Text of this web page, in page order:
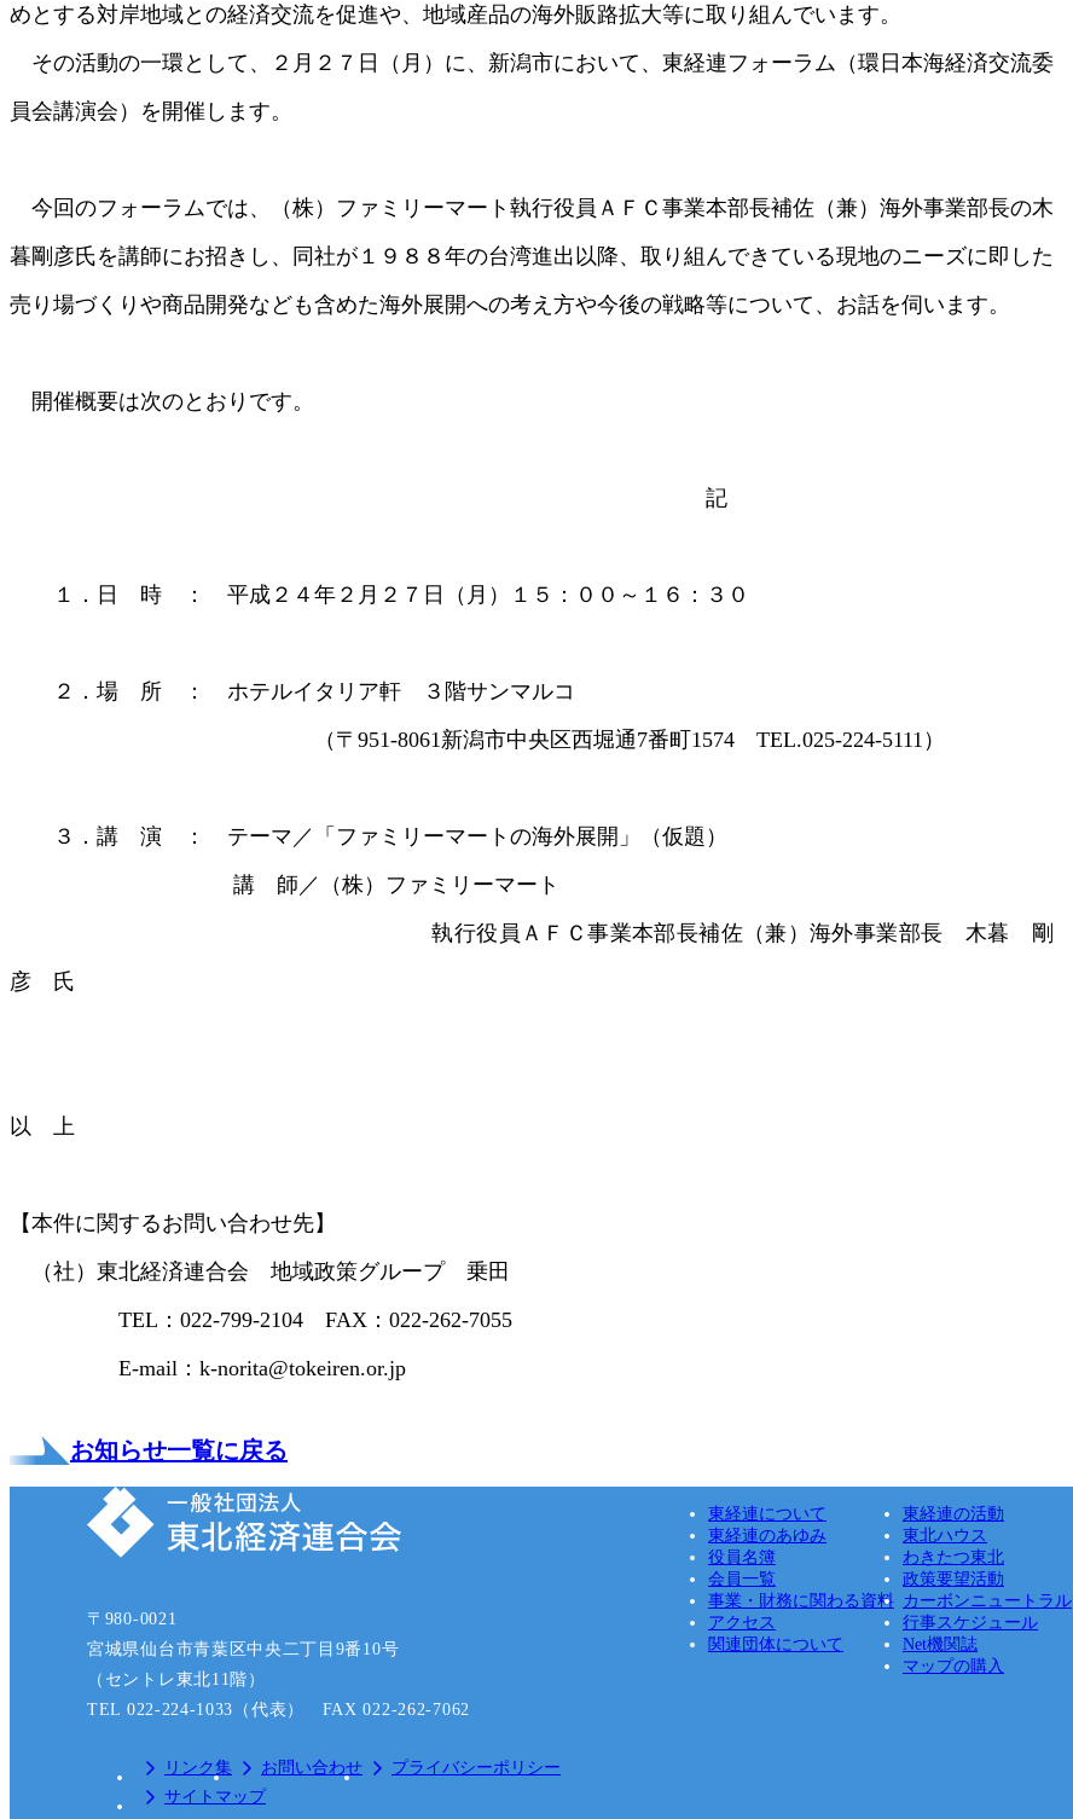
めとする対岸地域との経済交流を促進や、地域産品の海外販路拡大等に取り組んでいます。
その活動の一環として、２月２７日（月）に、新潟市において、東経連フォーラム（環日本海経済交流委
員会講演会）を開催します。
今回のフォーラムでは、（株）ファミリーマート執行役員ＡＦＣ事業本部長補佐（兼）海外事業部長の木
暮剛彦氏を講師にお招きし、同社が１９８８年の台湾進出以降、取り組んできている現地のニーズに即した
売り場づくりや商品開発なども含めた海外展開への考え方や今後の戦略等について、お話を伺います。
開催概要は次のとおりです。
記
１．日 時 ： 平成２４年２月２７日（月）１５：００～１６：３０
２．場 所 ： ホテルイタリア軒 ３階サンマルコ
（〒951-8061新潟市中央区西堀通7番町1574 TEL.025-224-5111）
３．講 演 ： テーマ／「ファミリーマートの海外展開」（仮題）
講 師／（株）ファミリーマート
執行役員ＡＦＣ事業本部長補佐（兼）海外事業部長 木暮 剛
彦 氏
以 上
【本件に関するお問い合わせ先】
（社）東北経済連合会 地域政策グループ 乗田
TEL：022-799-2104 FAX：022-262-7055
E-mail：k-norita@tokeiren.or.jp
お知らせ一覧に戻る
〒980-0021
宮城県仙台市青葉区中央二丁目9番10号
（セントレ東北11階）
TEL 022-224-1033（代表） FAX 022-262-7062
リンク集 お問い合わせ
プライバシーポリシー
サイトマップ
東経連について
東経連の活動
東経連のあゆみ
東北ハウス
役員名簿
わきたつ東北
会員一覧
政策要望活動
事業・財務に関わる資料 カーボンニュートラル
アクセス
行事スケジュール
関連団体について
Net機関誌
マップの購入